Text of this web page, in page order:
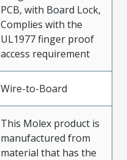
PCB, with Board Lock,
Complies with the
UL1977 finger proof
access requirement
Wire-to-Board
This Molex product is
manufactured from
material that has the